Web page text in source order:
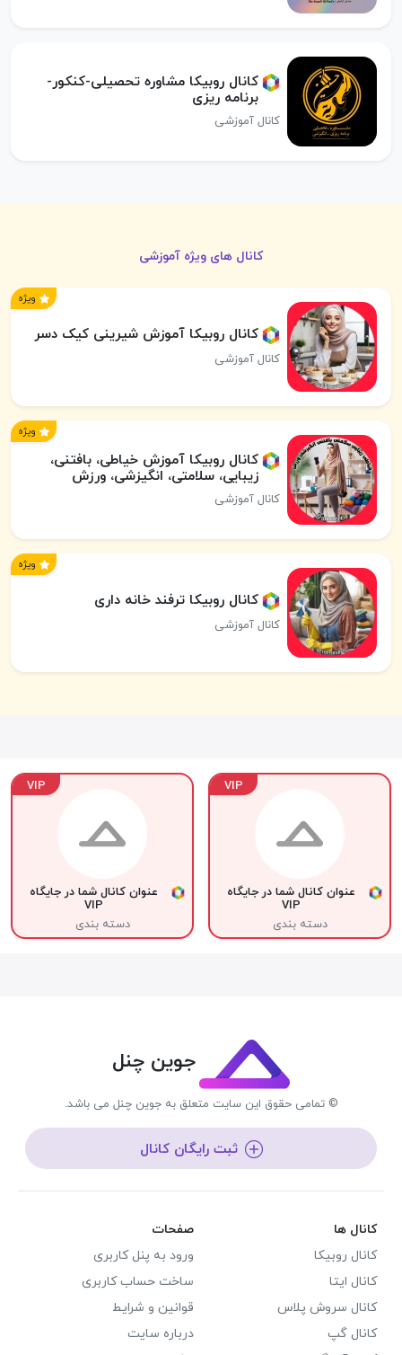
کانال روبیکا مشاوره تحصیلی-کنکور-
برنامه ریزی
کانال آموزشی
کانال های ویژه آموزشی
ویژه
کانال روبیکا آموزش شیرینی کیک دسر
کانال آموزشی
ویژه
کانال روبیکا آموزش خیاطی، بافتنی،
زیبایی، سلامتی، انگیزشی، ورزش
کانال آموزشی
ویژه
کانال روبیکا ترفند خانه داری
کانال آموزشی
VIP
عنوان کانال شما در جایگاه
VIP
دسته بندی
VIP
عنوان کانال شما در جایگاه
VIP
دسته بندی
جوین چنل
© تمامی حقوق این سایت متعلق به جوین چنل می باشد.
ثبت رایگان کانال
کانال ها
کانال روبیکا
کانال ایتا
کانال سروش پلاس
کانال گپ
صفحات
ورود به پنل کاربری
ساخت حساب کاربری
قوانین و شرایط
درباره سایت